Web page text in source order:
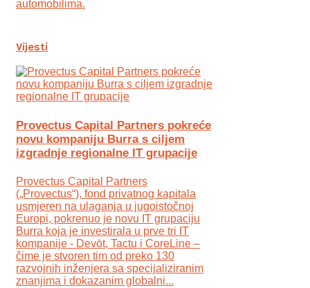
automobilima.
Vijesti
Provectus Capital Partners pokreće
novu kompaniju Burra s ciljem
izgradnje regionalne IT grupacije
Provectus Capital Partners
(„Provectus“), fond privatnog kapitala
usmjeren na ulaganja u jugoistočnoj
Europi, pokrenuo je novu IT grupaciju
Burra koja je investirala u prve tri IT
kompanije - Devōt, Tactu i CoreLine –
čime je stvoren tim od preko 130
razvojnih inženjera sa specijaliziranim
znanjima i dokazanim globalni...